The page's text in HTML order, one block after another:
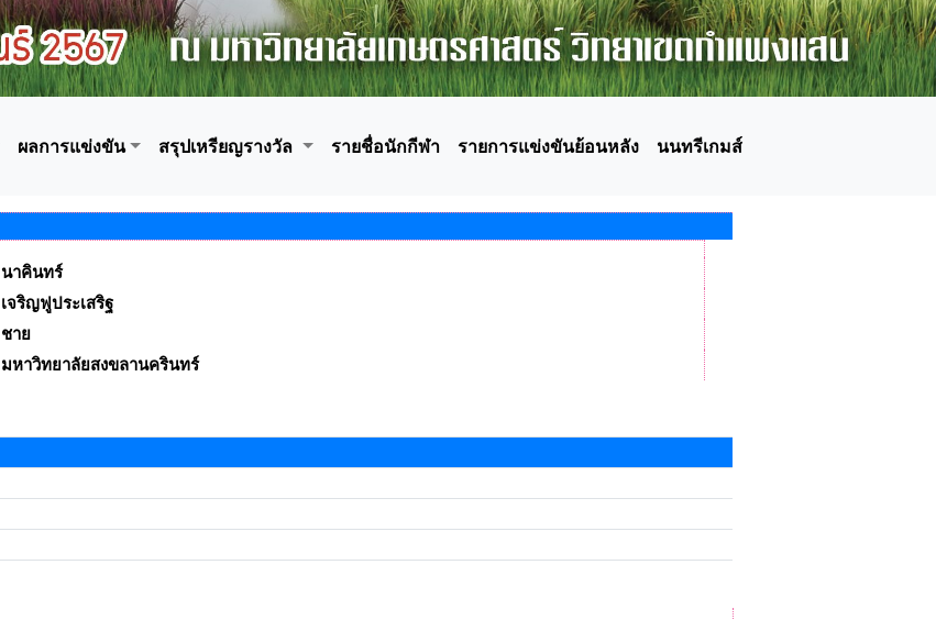
ผลการแข่งขัน สรุปเหรียญรางวัล รายชื่อนักกีฬา รายการแข่งขันย้อนหลัง นนทรีเกมส์
นาคินทร์
เจริญฟูประเสริฐ
ชาย
มหาวิทยาลัยสงขลานครินทร์